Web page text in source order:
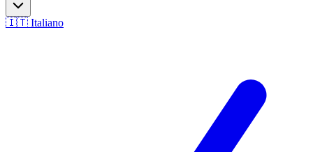
🇮🇹 Italiano